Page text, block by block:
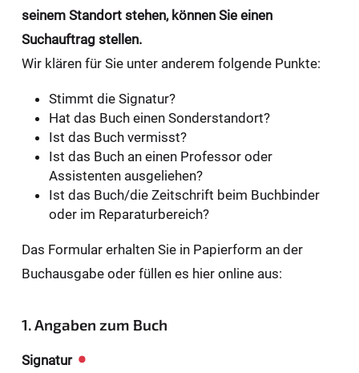
seinem Standort stehen, können Sie einen
Suchauftrag stellen.
Wir klären für Sie unter anderem folgende Punkte:
Stimmt die Signatur?
Hat das Buch einen Sonderstandort?
Ist das Buch vermisst?
Ist das Buch an einen Professor oder
Assistenten ausgeliehen?
Ist das Buch/die Zeitschrift beim Buchbinder
oder im Reparaturbereich?
Das Formular erhalten Sie in Papierform an der
Buchausgabe oder füllen es hier online aus:
1. Angaben zum Buch
Signatur